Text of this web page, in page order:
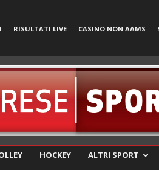
RISULTATI LIVE CASINO NON AAMS
HOCKEY ALTRI SPORT